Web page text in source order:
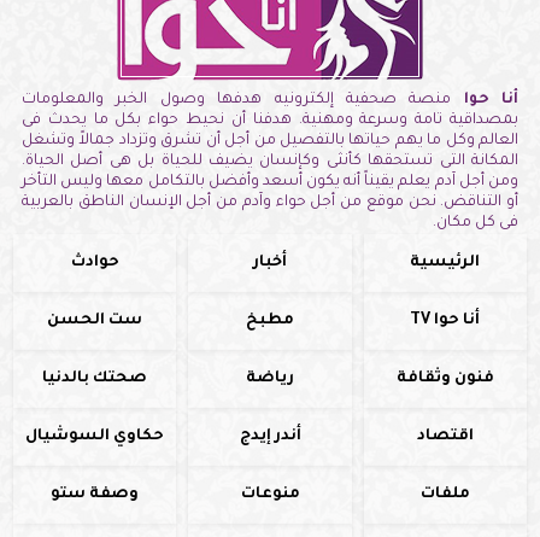
أنا حوا منصة صحفية إلكترونيه هدفها وصول الخبر والمعلومات
بمصداقية تامة وسرعة ومهنية. هدفنا أن نحيط حواء بكل ما يحدث فى
العالم وكل ما يهم حياتها بالتفصيل من أجل أن تشرق وتزداد جمالاً وتشغل
المكانة التى تستحقها كأنثى وكإنسان يضيف للحياة بل هى أصل الحياة.
ومن أجل آدم يعلم يقيناً أنه يكون أسعد وأفضل بالتكامل معها وليس التأخر
أو التناقض. نحن موقع من أجل حواء وآدم من أجل الإنسان الناطق بالعربية
فى كل مكان.
الرئيسية أخبار حوادث
أنا حوا TV مطبخ ست الحسن
فنون وثقافة رياضة صحتك بالدنيا
اقتصاد أندر إيدج حكاوي السوشيال
ملفات منوعات وصفة ستو